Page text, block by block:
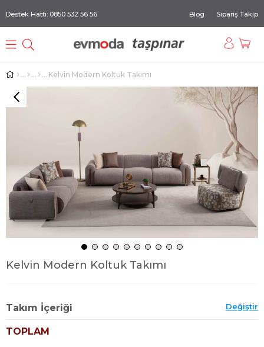
Destek Hattı: 0850 532 56 56 Blog Sipariş Takip
Kelvin Modern Koltuk Takımı
Kelvin Modern Koltuk Takımı
Takım İçeriği Değiştir
TOPLAM